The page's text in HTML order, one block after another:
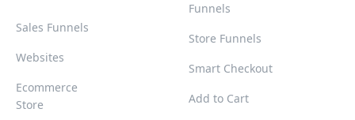
Sales Funnels
Websites
Ecommerce
Store
Funnels
Store Funnels
Smart Checkout
Add to Cart